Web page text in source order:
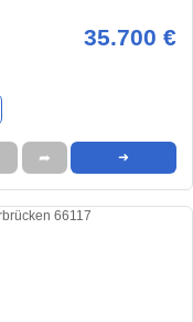
35.700 €
➦ ➜